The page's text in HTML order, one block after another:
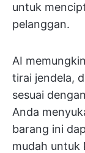
untuk
pelanggan.
AI
tirai jendela,
sesuai
Anda
barang ini
mudah untuk